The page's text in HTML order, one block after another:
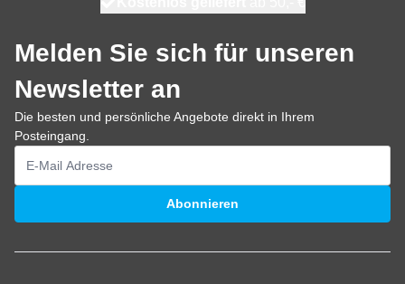
Melden Sie sich für unseren
Newsletter an
Die besten und persönliche Angebote direkt in Ihrem
Posteingang.
E-Mailadresse
Abonnieren